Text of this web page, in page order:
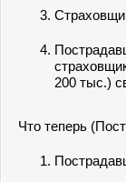
200 тыс.)
Что теперь